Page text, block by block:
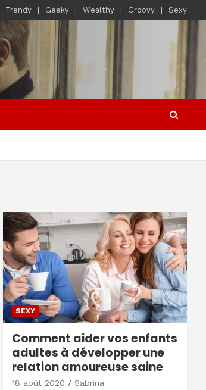
Trendy Geeky Wealthy Groovy Sexy
SEXY
Comment aider vos enfants
adultes à développer une
relation amoureuse saine
18 août 2020 Sabrina